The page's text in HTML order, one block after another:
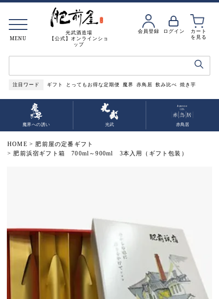
光武酒造場
【公式】オンラインショ
ップ
会員登録 ログイン
カート
を見る
注目ワード ギフト とってもお得な定期便 魔界 赤鳥居 飲み比べ 焼き芋
MENU
魔界への誘い 光武 赤鳥居
HOME
肥前屋の定番ギフト
肥前浜宿ギフト箱 700ml～900ml 3本入用（ギフト包装）